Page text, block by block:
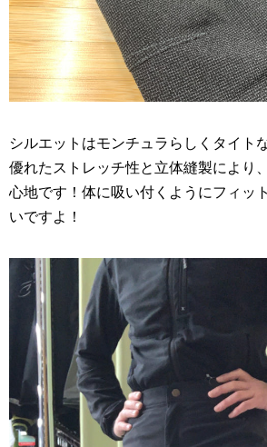
シルエットはモンチュラらしくタイト
優れたストレッチ性と立体縫製により
心地です！体に吸い付くようにフィッ
いですよ！